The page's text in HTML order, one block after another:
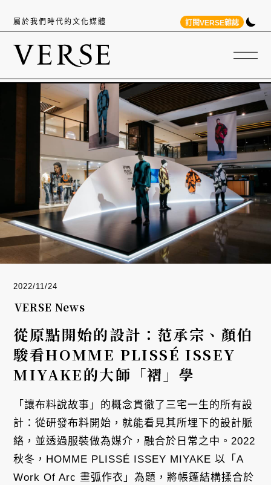
屬於我們時代的文化媒體 訂閱VERSE雜誌
2022/11/24
VERSE News
從原點開始的設計：范承宗、顏伯
駿看HOMME PLISSÉ ISSEY
MIYAKE的大師「褶」學
「讓布料說故事」的概念貫徹了三宅一生的所有設
計：從研發布料開始，就能看見其所埋下的設計脈
絡，並透過服裝做為媒介，融合於日常之中。2022
秋冬，HOMME PLISSÉ ISSEY MIYAKE 以「A
Work Of Arc 畫弧作衣」為題，將帳篷結構揉合於